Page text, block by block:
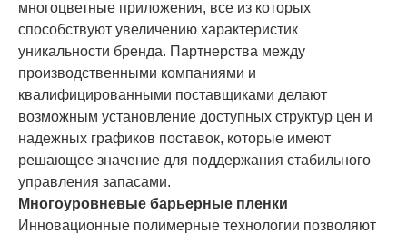
многоцветные приложения, все из которых
способствуют увеличению характеристик
уникальности бренда. Партнерства между
производственными компаниями и
квалифицированными поставщиками делают
возможным установление доступных структур цен и
надежных графиков поставок, которые имеют
решающее значение для поддержания стабильного
управления запасами.
Многоуровневые барьерные пленки
Инновационные полимерные технологии позволяют